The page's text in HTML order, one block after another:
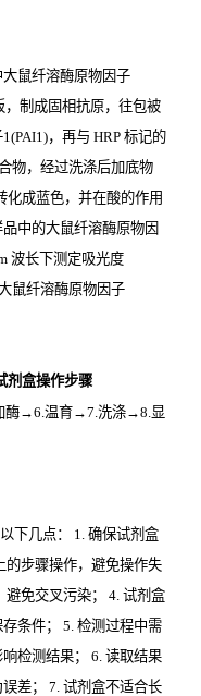
鼠纤溶酶原物因子
制成固相抗原，往包被
，再与 HRP 标记的
物，经过洗涤后加底物
化成蓝色，并在酸的作用
中的大鼠纤溶酶原物因
波长下测定吸光度
鼠纤溶酶原物因子
剂盒操作步骤
→6.温育→7.洗涤→8.显
下几点： 1. 确保试剂盒
的步骤操作，避免操作失
免交叉污染； 4. 试剂盒
条件； 5. 检测过程中需
检测结果； 6. 读取结果
差； 7. 试剂盒不适合长